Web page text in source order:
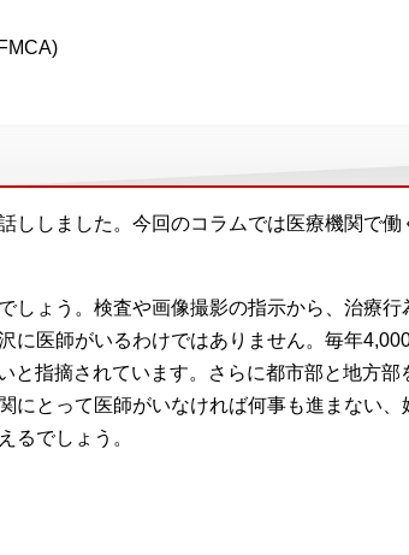
ししました。今回のコラムでは医療機関で
しょう。検査や画像撮影の指示から、治療
に医師がいるわけではありません。毎年
と指摘されています。さらに都市部と地方
にとって医師がいなければ何事も進まない
るでしょう。